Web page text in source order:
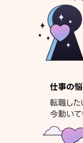
仕事の
転職した
今動い